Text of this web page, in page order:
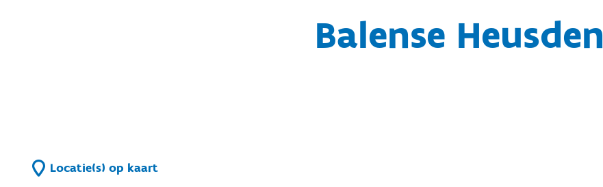
Balense Heusden
Locatie(s) op kaart